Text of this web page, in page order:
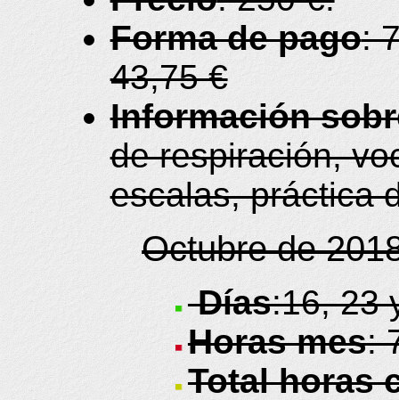
Forma de pago:
43,75 €
Información
de respiración,
escalas, práctica
Octubre de
Días:16, 23
Horas mes:
Total horas